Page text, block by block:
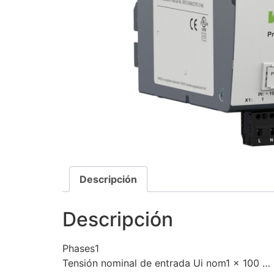
Descripción
Descripción
Phases1
Tensión nominal de entrada Ui nom1 x 100 …